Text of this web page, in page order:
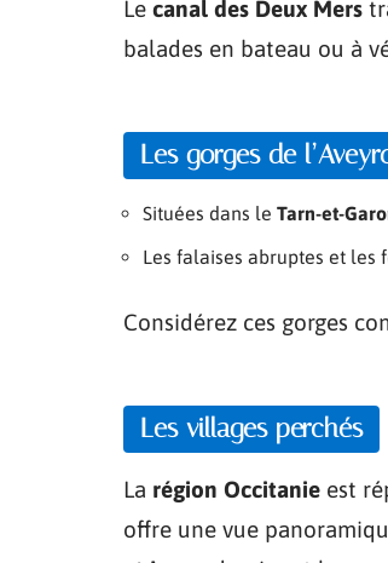
Le canal des Deux Mers
balades en bateau ou à
Les gorges de
Situées dans le Tarn-et-
Les falaises abruptes et
Considérez ces gorges
Les villages perchés
La région Occitanie est
offre une vue